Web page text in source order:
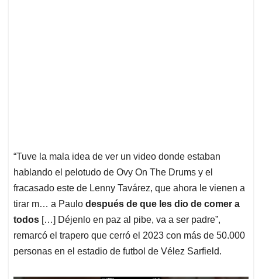
“Tuve la mala idea de ver un video donde estaban
hablando el pelotudo de Ovy On The Drums y el
fracasado este de Lenny Tavárez, que ahora le vienen a
tirar m… a Paulo después de que les dio de comer a
todos […] Déjenlo en paz al pibe, va a ser padre”,
remarcó el trapero que cerró el 2023 con más de 50.000
personas en el estadio de futbol de Vélez Sarfield.